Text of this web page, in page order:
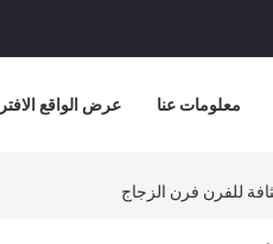
عرض الواقع معلومات عنا